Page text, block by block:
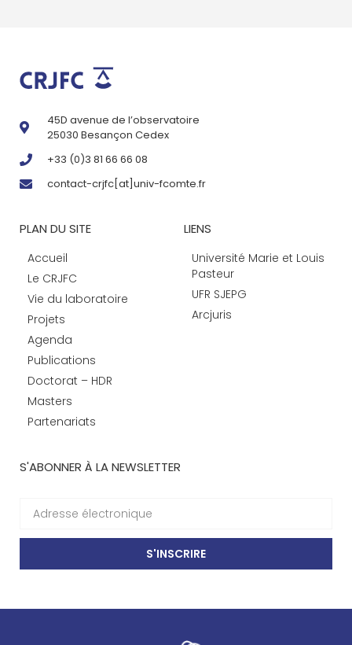
45D avenue de l’observatoire
25030 Besançon Cedex
+33 (0)3 81 66 66 08
contact-crjfc[at]univ-fcomte.fr
PLAN DU SITE
Accueil
Le CRJFC
Vie du laboratoire
Projets
Agenda
Publications
Doctorat – HDR
Masters
Partenariats
LIENS
Université Marie et Louis
Pasteur
UFR SJEPG
Arcjuris
S'ABONNER À LA NEWSLETTER
S'INSCRIRE